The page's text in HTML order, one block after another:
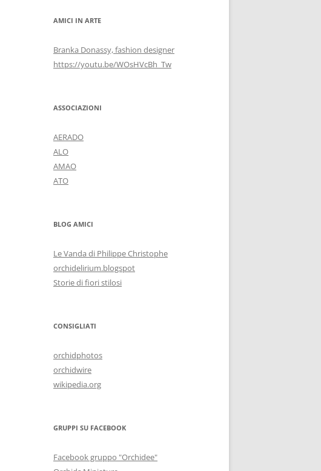
AMICI IN ARTE
Branka Donassy, fashion designer
https://youtu.be/WOsHVcBh_Tw
ASSOCIAZIONI
AERADO
ALO
AMAO
ATO
BLOG AMICI
Le Vanda di Philippe Christophe
orchidelirium.blogspot
Storie di fiori stilosi
CONSIGLIATI
orchidphotos
orchidwire
wikipedia.org
GRUPPI SU FACEBOOK
Facebook gruppo "Orchidee"